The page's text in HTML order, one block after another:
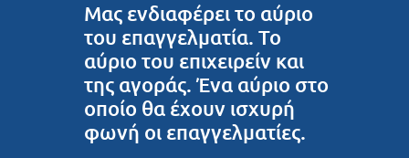
Μας ενδιαφέρει το αύριο
του επαγγελματία. Το
αύριο του επιχειρείν και
της αγοράς. Ένα αύριο στο
οποίο θα έχουν ισχυρή
φωνή οι επαγγελματίες.